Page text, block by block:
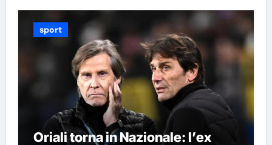
sport
Oriali torna in Nazionale: l’ex